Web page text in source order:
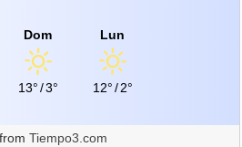
Dom
13°/3°
Lun
12°/2°
Tiempo3.com